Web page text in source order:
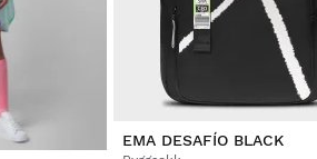
EMA DESAFÍO BLACK